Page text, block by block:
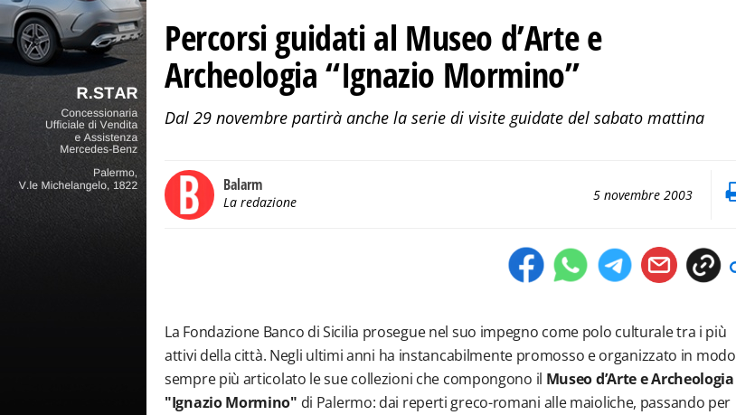
Percorsi guidati al Museo d’Arte e
Archeologia “Ignazio Mormino”
Dal 29 novembre partirà anche la serie di visite guidate del sabato mattina
Balarm
La redazione 5 novembre 2003
La Fondazione Banco di Sicilia prosegue nel suo impegno come polo culturale tra i più
attivi della città. Negli ultimi anni ha instancabilmente promosso e organizzato in modo
sempre più articolato le sue collezioni che compongono il Museo d’Arte e Archeologia
"Ignazio Mormino" di Palermo: dai reperti greco-romani alle maioliche, passando per